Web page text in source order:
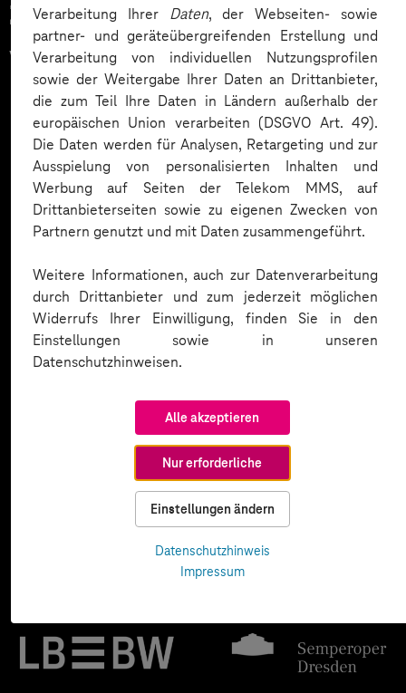
Verarbeitung Ihrer Daten, der Webseiten- sowie
partner- und geräteübergreifenden Erstellung und
Verarbeitung von individuellen Nutzungsprofilen
sowie der Weitergabe Ihrer Daten an Drittanbieter,
die zum Teil Ihre Daten in Ländern außerhalb der
europäischen Union verarbeiten (DSGVO Art. 49).
Die Daten werden für Analysen, Retargeting und zur
Ausspielung von personalisierten Inhalten und
Werbung auf Seiten der Telekom MMS, auf
Drittanbieterseiten sowie zu eigenen Zwecken von
Partnern genutzt und mit Daten zusammengeführt.
Weitere Informationen, auch zur Datenverarbeitung
durch Drittanbieter und zum jederzeit möglichen
Widerrufs Ihrer Einwilligung, finden Sie in den
Einstellungen sowie in unseren
Datenschutzhinweisen.
Alle akzeptieren
Nur erforderliche
Einstellungen ändern
Datenschutzhinweis
Impressum
Zahlreiche Unternehmen
vertrauen auf unsere
Expertise. Hier eine Auswahl: